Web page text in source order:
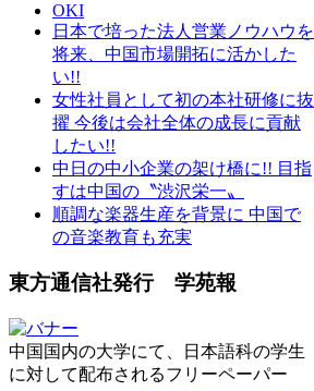
OKI
日本で培った法人営業ノウハウを
将来、中国市場開拓に活かした
い!!
女性社員として初の本社研修に抜
擢 今後は会社全体の成長に貢献
したい!!
中日の中小企業の架け橋に!! 目指
すは中国の〝渋沢栄一〟
順調な楽器生産を背景に 中国で
の音楽教育も充実
東方通信社発行 学苑報
中国国内の大学にて、日本語科の学生
に対して配布されるフリーペーパー